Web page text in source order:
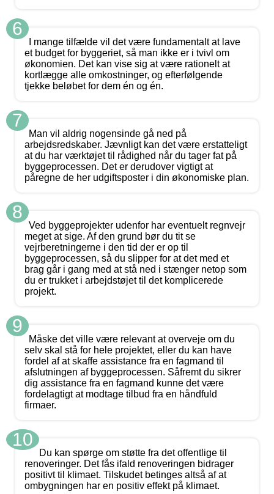
6
I mange tilfælde vil det være fundamentalt at lave
et budget for byggeriet, så man ikke er i tvivl om
økonomien. Det kan vise sig at være rationelt at
kortlægge alle omkostninger, og efterfølgende
tjekke beløbet for dem én og én.
7
Man vil aldrig nogensinde gå ned på
arbejdsredskaber. Jævnligt kan det være erstatteligt
at du har værktøjet til rådighed når du tager fat på
byggeprocessen. Det er derudover vigtigt at
påregne de her udgiftsposter i din økonomiske plan.
8
Ved byggeprojekter udenfor har eventuelt regnvejr
meget at sige. Af den grund bør du tit se
vejrberetningerne i den tid der er op til
byggeprocessen, så du slipper for at det med et
brag går i gang med at stå ned i stænger netop som
du er trukket i arbejdstøjet til det komplicerede
projekt.
9
Måske det ville være relevant at overveje om du
selv skal stå for hele projektet, eller du kan have
fordel af at skaffe assistance fra en fagmand til
afslutningen af byggeprocessen. Såfremt du sikrer
dig assistance fra en fagmand kunne det være
fordelagtigt at modtage tilbud fra en håndfuld
firmaer.
10
Du kan spørge om støtte fra det offentlige til
renoveringer. Det fås ifald renoveringen bidrager
positivt til klimaet. Tilskudet betinges altså af at
ombygningen har en positiv effekt på klimaet.